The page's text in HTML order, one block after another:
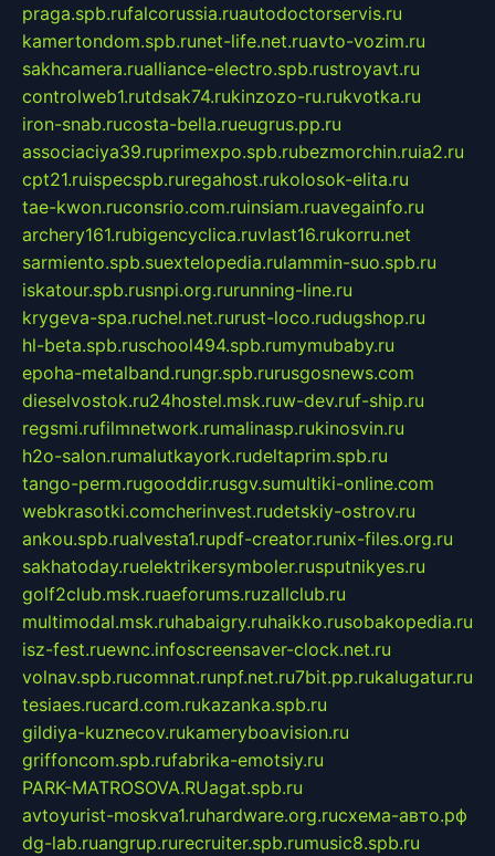
praga.spb.rufalcorussia.ruautodoctorservis.ru
kamertondom.spb.runet-life.net.ruavto-vozim.ru
sakhcamera.rualliance-electro.spb.rustroyavt.ru
controlweb1.rutdsak74.rukinzozo-ru.rukvotka.ru
iron-snab.rucosta-bella.rueugrus.pp.ru
associaciya39.ruprimexpo.spb.rubezmorchin.ruia2.ru
cpt21.ruispecspb.ruregahost.rukolosok-elita.ru
tae-kwon.ruconsrio.com.ruinsiam.ruavegainfo.ru
archery161.rubigencyclica.ruvlast16.rukorru.net
sarmiento.spb.suextelopedia.rulammin-suo.spb.ru
iskatour.spb.rusnpi.org.rurunning-line.ru
krygeva-spa.ruchel.net.rurust-loco.rudugshop.ru
hl-beta.spb.ruschool494.spb.rumymubaby.ru
epoha-metalband.rungr.spb.rurusgosnews.com
dieselvostok.ru24hostel.msk.ruw-dev.ruf-ship.ru
regsmi.rufilmnetwork.rumalinasp.rukinosvin.ru
h2o-salon.rumalutkayork.rudeltaprim.spb.ru
tango-perm.rugooddir.rusgv.sumultiki-online.com
webkrasotki.comcherinvest.rudetskiy-ostrov.ru
ankou.spb.rualvesta1.rupdf-creator.runix-files.org.ru
sakhatoday.ruelektrikersymboler.rusputnikyes.ru
golf2club.msk.ruaeforums.ruzallclub.ru
multimodal.msk.ruhabaigry.ruhaikko.rusobakopedia.ru
isz-fest.ruewnc.infoscreensaver-clock.net.ru
volnav.spb.rucomnat.runpf.net.ru7bit.pp.rukalugatur.ru
tesiaes.rucard.com.rukazanka.spb.ru
gildiya-kuznecov.rukameryboavision.ru
griffoncom.spb.rufabrika-emotsiy.ru
PARK-MATROSOVA.RUagat.spb.ru
avtoyurist-moskva1.ruhardware.org.ruсхема-авто.рф
dg-lab.ruangrup.rurecruiter.spb.rumusic8.spb.ru